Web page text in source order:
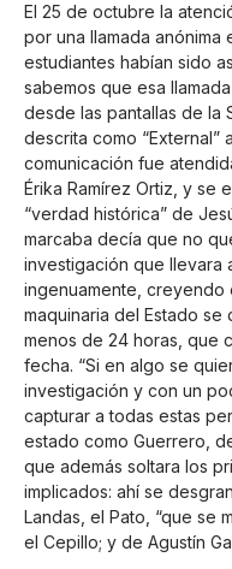
El 25 de octubre la
por una llamada
estudiantes habían sido
sabemos que esa
desde las pantallas de la
descrita como “External”
comunicación fue
Érika Ramírez Ortiz, y se
“verdad histórica” de
marcaba decía que no
investigación que llevara
ingenuamente, creyendo
maquinaria del Estado
menos de 24 horas, que
fecha. “Si en algo se
investigación y con un
capturar a todas estas
estado como Guerrero,
que además soltara los
implicados: ahí se
Landas, el Pato, “que se
el Cepillo; y de Agustín